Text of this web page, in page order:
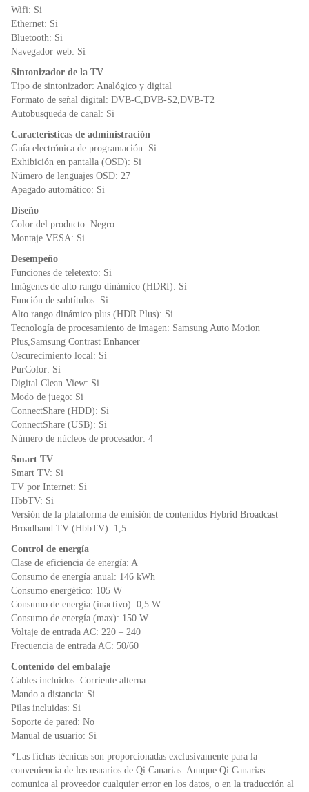
Wifi: Si
Ethernet: Si
Bluetooth: Si
Navegador web: Si
Sintonizador de la TV
Tipo de sintonizador: Analógico y digital
Formato de señal digital: DVB-C,DVB-S2,DVB-T2
Autobusqueda de canal: Si
Características de administración
Guía electrónica de programación: Si
Exhibición en pantalla (OSD): Si
Número de lenguajes OSD: 27
Apagado automático: Si
Diseño
Color del producto: Negro
Montaje VESA: Si
Desempeño
Funciones de teletexto: Si
Imágenes de alto rango dinámico (HDRI): Si
Función de subtítulos: Si
Alto rango dinámico plus (HDR Plus): Si
Tecnología de procesamiento de imagen: Samsung Auto Motion
Plus,Samsung Contrast Enhancer
Oscurecimiento local: Si
PurColor: Si
Digital Clean View: Si
Modo de juego: Si
ConnectShare (HDD): Si
ConnectShare (USB): Si
Número de núcleos de procesador: 4
Smart TV
Smart TV: Si
TV por Internet: Si
HbbTV: Si
Versión de la plataforma de emisión de contenidos Hybrid Broadcast
Broadband TV (HbbTV): 1,5
Control de energía
Clase de eficiencia de energía: A
Consumo de energía anual: 146 kWh
Consumo energético: 105 W
Consumo de energía (inactivo): 0,5 W
Consumo de energía (max): 150 W
Voltaje de entrada AC: 220 – 240
Frecuencia de entrada AC: 50/60
Contenido del embalaje
Cables incluidos: Corriente alterna
Mando a distancia: Si
Pilas incluidas: Si
Soporte de pared: No
Manual de usuario: Si
*Las fichas técnicas son proporcionadas exclusivamente para la
conveniencia de los usuarios de Qi Canarias. Aunque Qi Canarias
comunica al proveedor cualquier error en los datos, o en la traducción al